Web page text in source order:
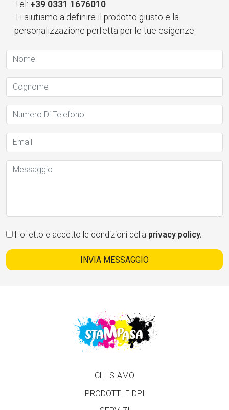
Tel: +39 0331 1676010
Ti aiutiamo a definire il prodotto giusto e la
personalizzazione perfetta per le tue esigenze.
Ho letto e accetto le condizioni della privacy policy.
INVIA MESSAGGIO
CHI SIAMO
PRODOTTI E DPI